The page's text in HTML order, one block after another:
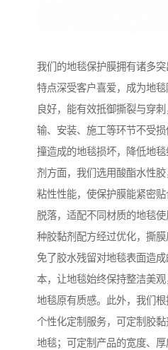
我们的地毯保护膜拥有诸多
特点深受客户喜爱，成为地
良好，能有效抵御撕裂与穿
输、安装、施工等环节不受
撞造成的地毯损坏，降低地
剂方面，我们选用酸酯水性
粘性性能，使保护膜能紧密贴
脱落，适配不同材质的地毯
种胶黏剂配方经过优化，撕
免了胶水残留对地毯表面造
本，让地毯始终保持整洁美
地毯原有质感。此外，我们
个性化定制服务，可定制胶
地毯；可定制产品的宽度、